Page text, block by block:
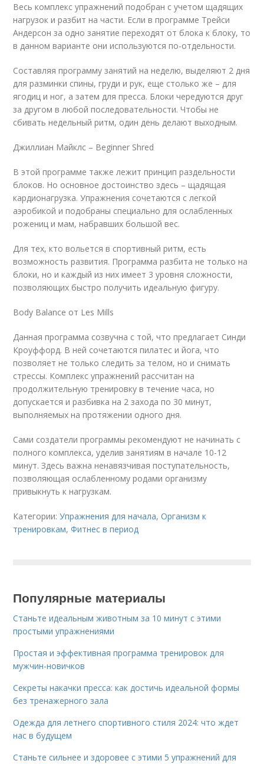
Весь комплекс упражнений подобран с учетом щадящих
нагрузок и разбит на части. Если в программе Трейси
Андерсон за одно занятие переходят от блока к блоку, то
в данном варианте они используются по-отдельности.
Составляя программу занятий на неделю, выделяют 2 дня
для разминки спины, груди и рук, еще столько же – для
ягодиц и ног, а затем для пресса. Блоки чередуются друг
за другом в любой последовательности. Чтобы не
сбивать недельный ритм, один день делают выходным.
Джиллиан Майклс – Beginner Shred
В этой программе также лежит принцип раздельности
блоков. Но основное достоинство здесь – щадящая
кардионагрузка. Упражнения сочетаются с легкой
аэробикой и подобраны специально для ослабленных
рожениц и мам, набравших большой вес.
Для тех, кто вольется в спортивный ритм, есть
возможность развития. Программа разбита не только на
блоки, но и каждый из них имеет 3 уровня сложности,
позволяющих быстро получить идеальную фигуру.
Body Balance от Les Mills
Данная программа созвучна с той, что предлагает Синди
Кроуффорд. В ней сочетаются пилатес и йога, что
позволяет не только следить за телом, но и снимать
стрессы. Комплекс упражнений рассчитан на
продолжительную тренировку в течение часа, но
допускается и разбивка на 2 захода по 30 минут,
выполняемых на протяжении одного дня.
Сами создатели программы рекомендуют не начинать с
полного комплекса, уделив занятиям в начале 10-12
минут. Здесь важна ненавязчивая поступательность,
позволяющая ослабленному родами организму
привыкнуть к нагрузкам.
Категории:Упражнения для начала,Организм к
тренировкам,Фитнес в период
Популярные материалы
Станьте идеальным животным за 10 минут с этими
простыми упражнениями
Простая и эффективная программа тренировок для
мужчин-новичков
Секреты накачки пресса: как достичь идеальной формы
без тренажерного зала
Одежда для летнего спортивного стиля 2024: что ждет
нас в будущем
Станьте сильнее и здоровее с этими 5 упражнений для